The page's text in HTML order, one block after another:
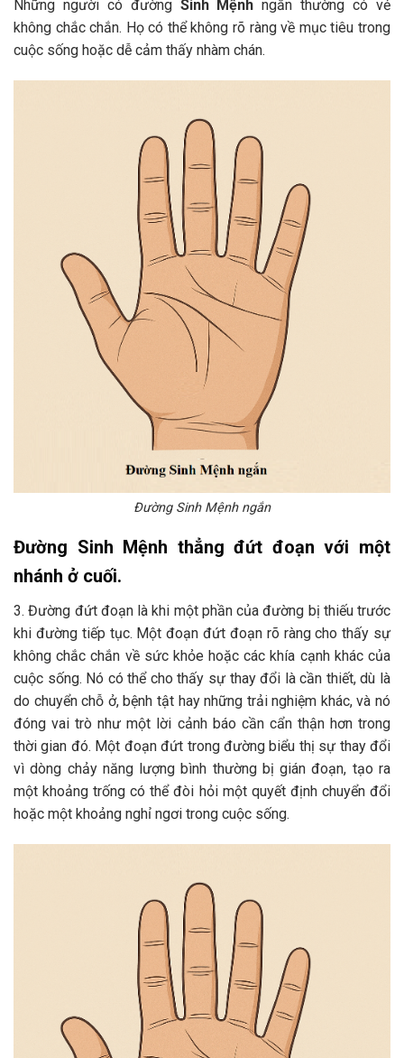
Những người có đường Sinh Mệnh ngắn thường có vẻ
không chắc chắn. Họ có thể không rõ ràng về mục tiêu trong
cuộc sống hoặc dễ cảm thấy nhàm chán.
Đường Sinh Mệnh ngắn
Đường Sinh Mệnh thẳng đứt đoạn với một
nhánh ở cuối.
3. Đường đứt đoạn là khi một phần của đường bị thiếu trước
khi đường tiếp tục. Một đoạn đứt đoạn rõ ràng cho thấy sự
không chắc chắn về sức khỏe hoặc các khía cạnh khác của
cuộc sống. Nó có thể cho thấy sự thay đổi là cần thiết, dù là
do chuyển chỗ ở, bệnh tật hay những trải nghiệm khác, và nó
đóng vai trò như một lời cảnh báo cần cẩn thận hơn trong
thời gian đó. Một đoạn đứt trong đường biểu thị sự thay đổi
vì dòng chảy năng lượng bình thường bị gián đoạn, tạo ra
một khoảng trống có thể đòi hỏi một quyết định chuyển đổi
hoặc một khoảng nghỉ ngơi trong cuộc sống.